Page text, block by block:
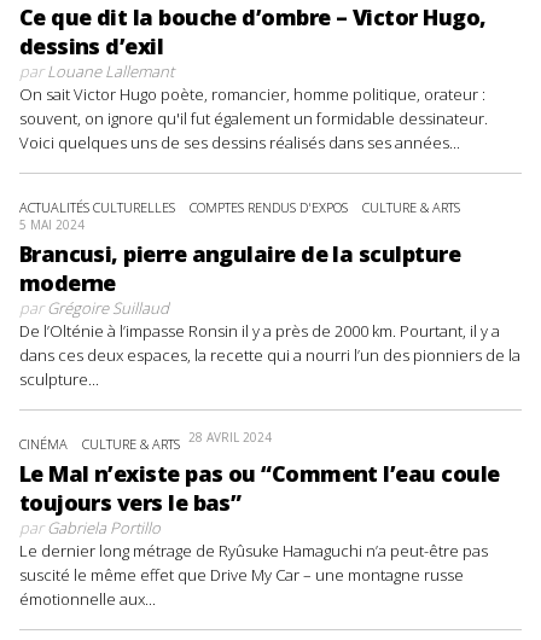
Ce que dit la bouche d’ombre – Victor Hugo,
dessins d’exil
parLouane Lallemant
On sait Victor Hugo poète, romancier, homme politique, orateur :
souvent, on ignore qu'il fut également un formidable dessinateur.
Voici quelques uns de ses dessins réalisés dans ses années...
ACTUALITÉS CULTURELLES COMPTES RENDUS D'EXPOS CULTURE & ARTS
5 MAI 2024
Brancusi, pierre angulaire de la sculpture
moderne
parGrégoire Suillaud
De l’Olténie à l’impasse Ronsin il y a près de 2000 km. Pourtant, il y a
dans ces deux espaces, la recette qui a nourri l’un des pionniers de la
sculpture...
CINÉMA CULTURE & ARTS 28 AVRIL 2024
Le Mal n’existe pas ou “Comment l’eau coule
toujours vers le bas”
parGabriela Portillo
Le dernier long métrage de Ryûsuke Hamaguchi n’a peut-être pas
suscité le même effet que Drive My Car – une montagne russe
émotionnelle aux...